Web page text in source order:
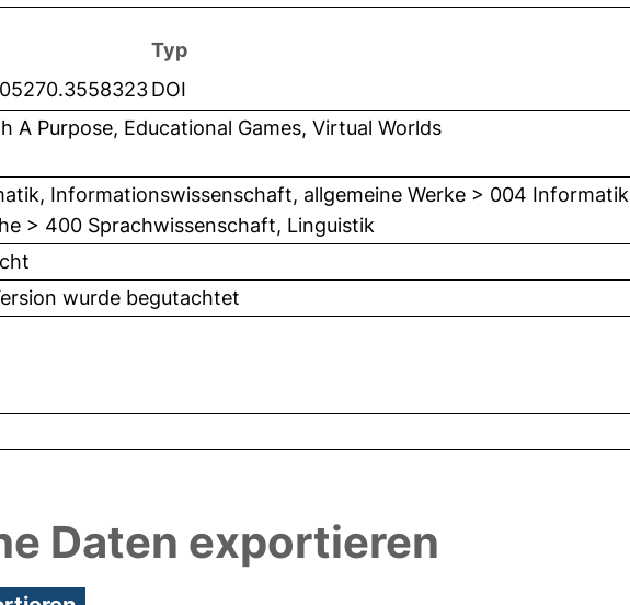
Typ
DOI
A Purpose, Educational Games, Virtual Worlds
Informationswissenschaft, allgemeine Werke > 004 Informatik
> 400 Sprachwissenschaft, Linguistik
wurde begutachtet
Daten exportieren